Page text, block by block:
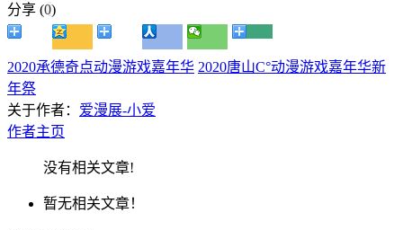
分享 (0)
2020承德奇点动漫游戏嘉年华 2020唐山C°动漫游戏嘉年华新
年祭
关于作者： 爱漫展-小爱
作者主页
没有相关文章!
暂无相关文章！